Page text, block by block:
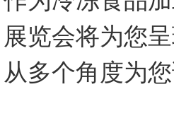
展览会将为您
从多个角度为